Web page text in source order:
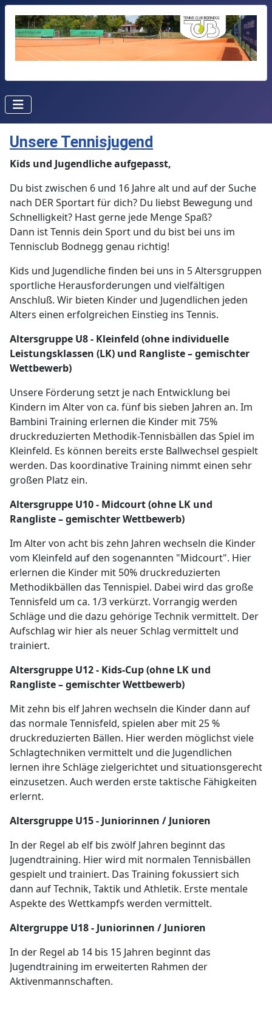
Unsere Tennisjugend
Kids und Jugendliche aufgepasst,
Du bist zwischen 6 und 16 Jahre alt und auf der Suche
nach DER Sportart für dich? Du liebst Bewegung und
Schnelligkeit? Hast gerne jede Menge Spaß?
Dann ist Tennis dein Sport und du bist bei uns im
Tennisclub Bodnegg genau richtig!
Kids und Jugendliche finden bei uns in 5 Altersgruppen
sportliche Herausforderungen und vielfältigen
Anschluß. Wir bieten Kinder und Jugendlichen jeden
Alters einen erfolgreichen Einstieg ins Tennis.
Altersgruppe U8 - Kleinfeld (ohne individuelle
Leistungsklassen (LK) und Rangliste – gemischter
Wettbewerb)
Unsere Förderung setzt je nach Entwicklung bei
Kindern im Alter von ca. fünf bis sieben Jahren an. Im
Bambini Training erlernen die Kinder mit 75%
druckreduzierten Methodik-Tennisbällen das Spiel im
Kleinfeld. Es können bereits erste Ballwechsel gespielt
werden. Das koordinative Training nimmt einen sehr
großen Platz ein.
Altersgruppe U10 - Midcourt (ohne LK und
Rangliste – gemischter Wettbewerb)
Im Alter von acht bis zehn Jahren wechseln die Kinder
vom Kleinfeld auf den sogenannten "Midcourt". Hier
erlernen die Kinder mit 50% druckreduzierten
Methodikbällen das Tennispiel. Dabei wird das große
Tennisfeld um ca. 1/3 verkürzt. Vorrangig werden
Schläge und die dazu gehörige Technik vermittelt. Der
Aufschlag wir hier als neuer Schlag vermittelt und
trainiert.
Altersgruppe U12 - Kids-Cup (ohne LK und
Rangliste – gemischter Wettbewerb)
Mit zehn bis elf Jahren wechseln die Kinder dann auf
das normale Tennisfeld, spielen aber mit 25 %
druckreduzierten Bällen. Hier werden möglichst viele
Schlagtechniken vermittelt und die Jugendlichen
lernen ihre Schläge zielgerichtet und situationsgerecht
einzusetzen. Auch werden erste taktische Fähigkeiten
erlernt.
Altersgruppe U15 - Juniorinnen / Junioren
In der Regel ab elf bis zwölf Jahren beginnt das
Jugendtraining. Hier wird mit normalen Tennisbällen
gespielt und trainiert. Das Training fokussiert sich
dann auf Technik, Taktik und Athletik. Erste mentale
Aspekte des Wettkampfs werden vermittelt.
Altergruppe U18 - Juniorinnen / Junioren
In der Regel ab 14 bis 15 Jahren beginnt das
Jugendtraining im erweiterten Rahmen der
Aktivenmannschaften.